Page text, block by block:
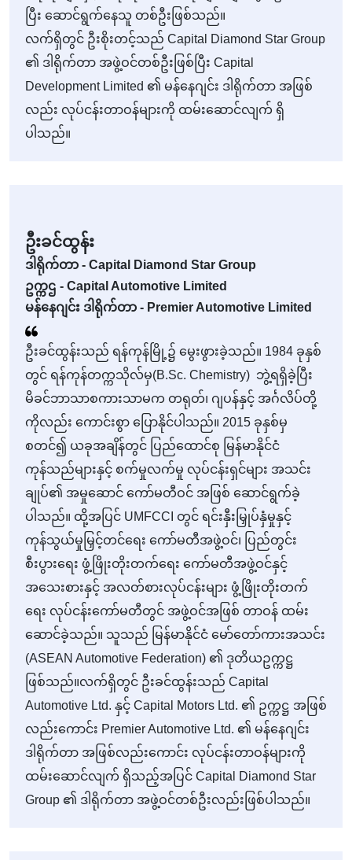
ပြီး ‌ဆောင်ရွက်နေသူ တစ်ဦးဖြစ်သည်။
လက်ရှိတွင် ဦးစိုးတင့်သည် Capital Diamond Star Group
၏ ဒါရိုက်တာ အဖွဲ့ဝင်တစ်ဦးဖြစ်ပြီး Capital
Development Limited ၏ မန်နေဂျင်း ဒါရိုက်တာ အဖြစ်
လည်း လုပ်ငန်းတာဝန်များကို ထမ်းဆောင်လျက် ရှိ
ပါသည်။
ဦးခင်ထွန်း
ဒါရိုက်တာ - Capital Diamond Star Group
ဥက္ကဌ - Capital Automotive Limited
မန်နေဂျင်း ဒါရိုက်တာ - Premier Automotive Limited
ဦးခင်ထွန်းသည် ရန်ကုန်မြို့၌ မွေးဖွားခဲ့သည်။ 1984 ခုနှစ်
တွင် ရန်ကုန်တက္ကသိုလ်မှ(B.Sc. Chemistry) ဘွဲ့ရရှိခဲ့ပြီး
မိခင်ဘာသာစကားသာမက တရုတ်၊ ဂျပန်နှင့် အင်္ဂလိပ်တို့
ကိုလည်း ကောင်းစွာ ပြောနိုင်ပါသည်။ 2015 ခုနှစ်မှ
စတင်၍ ယခုအချိန်တွင် ပြည်ထောင်စု မြန်မာနိုင်ငံ
ကုန်သည်များနှင့် စက်မှုလက်မှု လုပ်ငန်းရှင်များ အသင်း
ချုပ်၏ အမှုဆောင် ကော်မတီဝင် အဖြစ် ဆောင်ရွက်ခဲ့
ပါသည်။ ထို့အပြင် UMFCCI တွင် ရင်းနှီးမြှုပ်နှံမှုနှင့်
ကုန်သွယ်မှုမြှင့်တင်ရေး ကော်မတီအဖွဲ့ဝင်၊ ပြည်တွင်း
စီးပွားရေး ဖွံ့ဖြိုးတိုးတက်ရေး ကော်မတီအဖွဲ့ဝင်နှင့်
အသေးစားနှင့် အလတ်စားလုပ်ငန်းများ ဖွံ့ဖြိုးတိုးတက်
ရေး လုပ်ငန်းကော်မတီတွင် အဖွဲ့ဝင်အဖြစ် တာဝန် ထမ်း
ဆောင်ခဲ့သည်။ သူသည် မြန်မာနိုင်ငံ မော်တော်ကားအသင်း
(ASEAN Automotive Federation) ၏ ဒုတိယဥက္ကဋ္ဌ
ဖြစ်သည်။လက်ရှိတွင် ဦးခင်ထွန်းသည် Capital
Automotive Ltd. နှင့် Capital Motors Ltd. ၏ ဥက္ကဋ္ဌ အဖြစ်
လည်းကောင်း Premier Automotive Ltd. ၏ မန်နေဂျင်း
ဒါရိုက်တာ အဖြစ်လည်းကောင်း လုပ်ငန်းတာဝန်များကို
ထမ်းဆောင်လျက် ရှိသည့်အပြင် Capital Diamond Star
Group ၏ ဒါရိုက်တာ အဖွဲ့ဝင်တစ်ဦးလည်းဖြစ်ပါသည်။